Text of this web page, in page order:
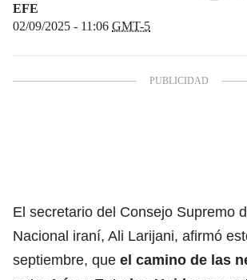
EFE
02/09/2025 - 11:06 GMT-5
El secretario del Consejo Supremo
Nacional iraní, Ali Larijani, afirmó
septiembre, que el camino de las